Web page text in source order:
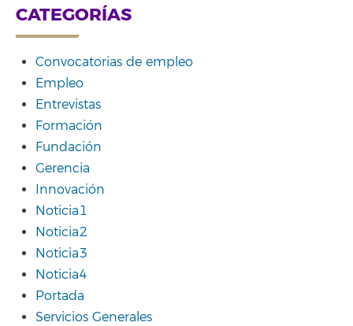
CATEGORÍAS
Convocatorias de empleo
Empleo
Entrevistas
Formación
Fundación
Gerencia
Innovación
Noticia1
Noticia2
Noticia3
Noticia4
Portada
Servicios Generales